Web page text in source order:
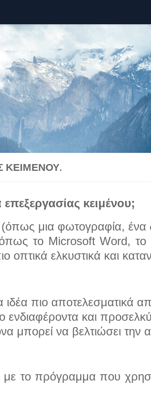
ΚΕΙΜΈΝΟΥ.
κειμένου;
(όπως μια φωτογραφία,
το Microsoft Word,
ελκυστικά και
πιο αποτελεσματικά
ενδιαφέροντα και
μπορεί να βελτιώσει την
το πρόγραμμα που